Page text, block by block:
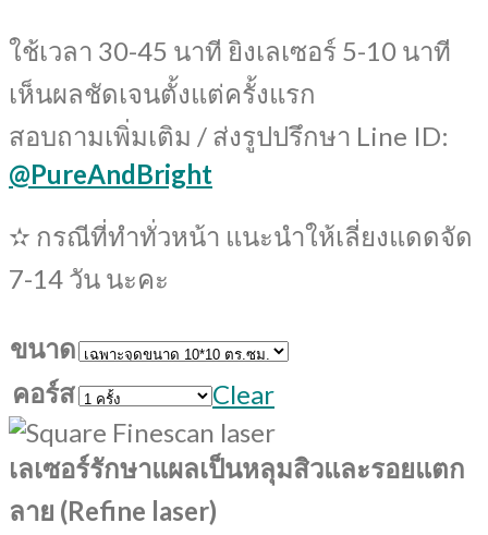
ใช้เวลา 30-45 นาที ยิงเลเซอร์ 5-10 นาที
เห็นผลชัดเจนตั้งแต่ครั้งแรก
สอบถามเพิ่มเติม / ส่งรูปปรึกษา Line ID:
@PureAndBright
✫ กรณีที่ทำทั่วหน้า แนะนำให้เลี่ยงแดดจัด
7-14 วัน นะคะ
ขนาด
คอร์ส
Clear
เลเซอร์รักษาแผลเป็นหลุมสิวและรอยแตก
ลาย (Refine laser)